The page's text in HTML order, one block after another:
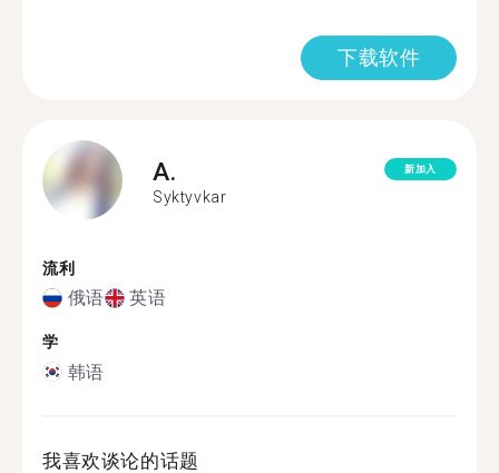
下载软件
A.
Syktyvkar
新加入
流利
俄语 英语
学
韩语
我喜欢谈论的话题